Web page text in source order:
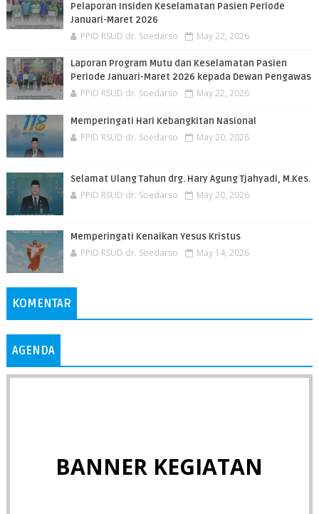
Pelaporan Insiden Keselamatan Pasien Periode
Januari-Maret 2026
PPID RSUD dr. Soedarso May 22, 2026
Laporan Program Mutu dan Keselamatan Pasien
Periode Januari-Maret 2026 kepada Dewan Pengawas
PPID RSUD dr. Soedarso May 22, 2026
Memperingati Hari Kebangkitan Nasional
PPID RSUD dr. Soedarso May 20, 2026
Selamat Ulang Tahun drg. Hary Agung Tjahyadi, M.Kes.
PPID RSUD dr. Soedarso May 20, 2026
Memperingati Kenaikan Yesus Kristus
PPID RSUD dr. Soedarso May 14, 2026
KOMENTAR
AGENDA
BANNER KEGIATAN